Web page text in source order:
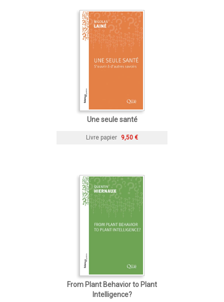
Une seule santé
Livre papier 9,50 €
From Plant Behavior to Plant
Intelligence?